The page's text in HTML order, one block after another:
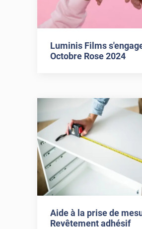
Luminis Films
Octobre Rose 2024
Aide à la prise de
Revêtement adhésif